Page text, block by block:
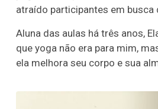
atraído participantes em busca
Aluna das aulas há três anos,
que yoga não era para mim,
ela melhora seu corpo e sua